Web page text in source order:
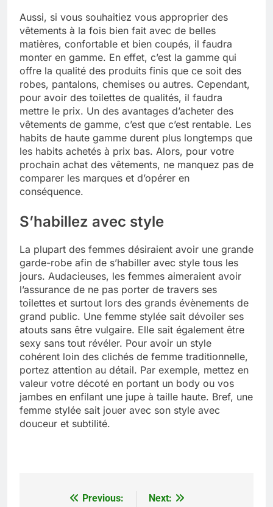
Aussi, si vous souhaitiez vous approprier des
vêtements à la fois bien fait avec de belles
matières, confortable et bien coupés, il faudra
monter en gamme. En effet, c’est la gamme qui
offre la qualité des produits finis que ce soit des
robes, pantalons, chemises ou autres. Cependant,
pour avoir des toilettes de qualités, il faudra
mettre le prix. Un des avantages d’acheter des
vêtements de gamme, c’est que c’est rentable. Les
habits de haute gamme durent plus longtemps que
les habits achetés à prix bas. Alors, pour votre
prochain achat des vêtements, ne manquez pas de
comparer les marques et d’opérer en
conséquence.
S’habillez avec style
La plupart des femmes désiraient avoir une grande
garde-robe afin de s’habiller avec style tous les
jours. Audacieuses, les femmes aimeraient avoir
l’assurance de ne pas porter de travers ses
toilettes et surtout lors des grands évènements de
grand public. Une femme stylée sait dévoiler ses
atouts sans être vulgaire. Elle sait également être
sexy sans tout révéler. Pour avoir un style
cohérent loin des clichés de femme traditionnelle,
portez attention au détail. Par exemple, mettez en
valeur votre décoté en portant un body ou vos
jambes en enfilant une jupe à taille haute. Bref, une
femme stylée sait jouer avec son style avec
douceur et subtilité.
NavigationPrevious: Next: